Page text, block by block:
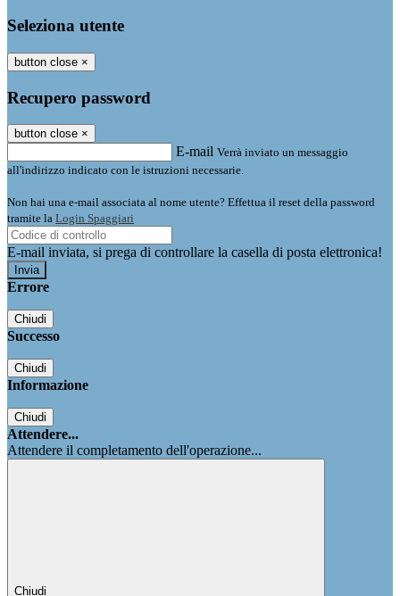
Seleziona utente
button close ×
Recupero password
button close ×
E-mail Verrà inviato un messaggio
all'indirizzo indicato con le istruzioni necessarie.
Non hai una e-mail associata al nome utente? Effettua il reset della password
tramite la Login Spaggiari
E-mail inviata, si prega di controllare la casella di posta elettronica!
Errore
Chiudi
Successo
Chiudi
Informazione
Chiudi
Attendere...
Attendere il completamento dell'operazione...
Chiudi